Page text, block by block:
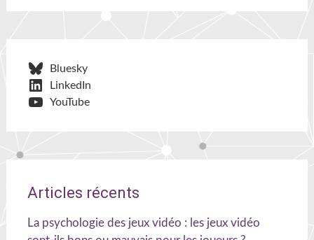
Bluesky
LinkedIn
YouTube
Articles récents
La psychologie des jeux vidéo : les jeux vidéo